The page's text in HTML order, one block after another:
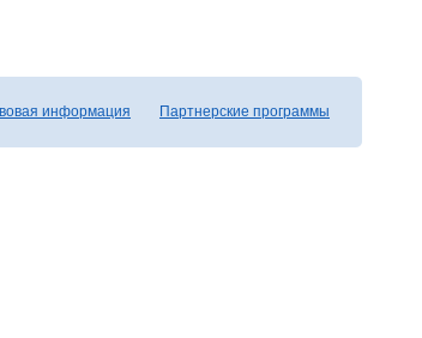
информация Партнерские программы